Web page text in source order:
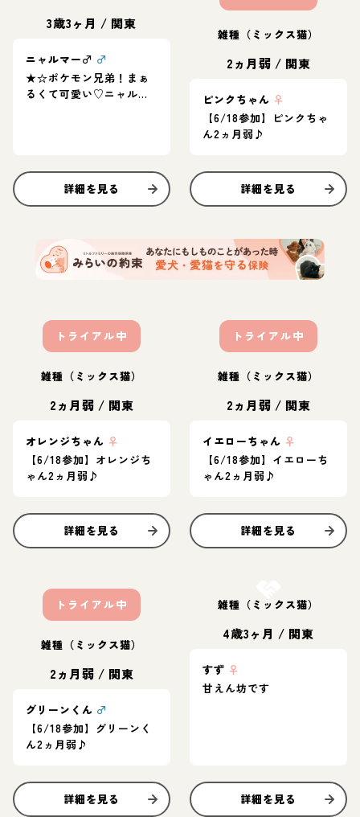
3歳3ヶ月 / 関東
ニャルマー♂ ♂
★☆ポケモン兄弟！まぁ
るくて可愛い♡ニャルマ
詳細を見る
雑種（ミックス猫）
2ヵ月弱 / 関東
ピンクちゃん ♀
【6/18参加】ピンクちゃ
ん2ヵ月弱♪
詳細を見る
トライアル中
雑種（ミックス猫）
2ヵ月弱 / 関東
オレンジちゃん ♀
【6/18参加】オレンジち
ゃん2ヵ月弱♪
詳細を見る
トライアル中
雑種（ミックス猫）
2ヵ月弱 / 関東
イエローちゃん ♀
【6/18参加】イエローち
ゃん2ヵ月弱♪
詳細を見る
トライアル中
雑種（ミックス猫）
2ヵ月弱 / 関東
グリーンくん ♂
【6/18参加】グリーンく
ん2ヵ月弱♪
詳細を見る
雑種（ミックス猫）
4歳3ヶ月 / 関東
すず ♀
甘えん坊です
詳細を見る